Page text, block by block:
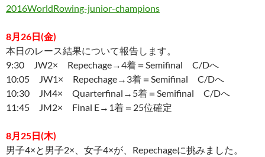
2016WorldRowing-junior-champions
8月26日(金)
本日のレース結果について報告します。
9:30 JW2× Repechage→4着＝Semifinal C/Dへ
10:05 JW1× Repechage→3着＝Semifinal C/Dへ
10:30 JM4× Quarterfinal→5着＝Semifinal C/Dへ
11:45 JM2× Final E→1着＝25位確定
8月25日(木)
男子4×と男子2×、女子4×が、Repechageに挑みました。